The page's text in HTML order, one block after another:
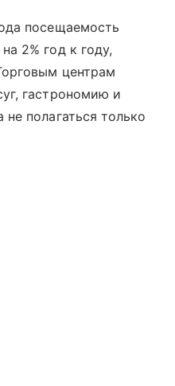
посещаемость
2% год к году,
центрам
гастрономию и
полагаться только